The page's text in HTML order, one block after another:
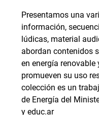
Presentamos una
información,
lúdicas, material
abordan contenidos
en energía renovable
promueven su uso
colección es un
de Energía del
y educ.ar